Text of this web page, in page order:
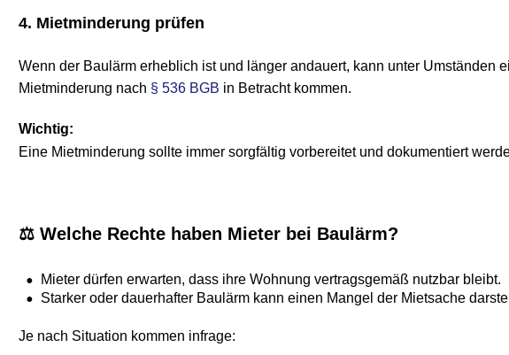
4. Mietminderung prüfen
Wenn der Baulärm erheblich ist und länger andauert, kann unter Umständen eine
Mietminderung nach § 536 BGB in Betracht kommen.
Wichtig:
Eine Mietminderung sollte immer sorgfältig vorbereitet und dokumentiert werden.
⚖️ Welche Rechte haben Mieter bei Baulärm?
Mieter dürfen erwarten, dass ihre Wohnung vertragsgemäß nutzbar bleibt.
Starker oder dauerhafter Baulärm kann einen Mangel der Mietsache darstellen.
Je nach Situation kommen infrage: